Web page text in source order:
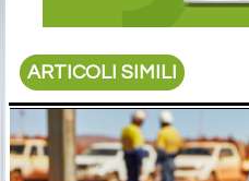
ARTICOLI SIMILI